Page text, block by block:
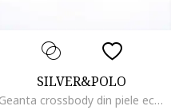
SILVER&POLO
Geanta crossbody din piele ecologica, Negru, 19X11X4